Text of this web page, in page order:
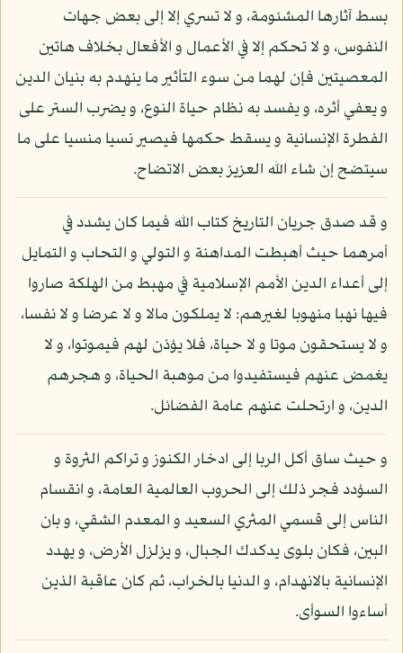
بسط آثارها المشئومة، و لا تسري إلا إلى بعض جهات
النفوس، و لا تحكم إلا في الأعمال و الأفعال بخلاف هاتين
المعصيتين فإن لهما من سوء التأثير ما ينهدم به بنيان الدين
و يعفي أثره، و يفسد به نظام حياة النوع، و يضرب الستر على
الفطرة الإنسانية و يسقط حكمها فيصير نسيا منسيا على ما
سيتضح إن شاء الله العزيز بعض الاتضاح.
و قد صدق جريان التاريخ كتاب الله فيما كان يشدد في
أمرهما حيث أهبطت المداهنة و التولي و التحاب و التمايل
إلى أعداء الدين الأمم الإسلامية في مهبط من الهلكة صاروا
فيها نهبا منهوبا لغيرهم: لا يملكون مالا و لا عرضا و لا نفسا،
و لا يستحقون موتا و لا حياة، فلا يؤذن لهم فيموتوا، و لا
يغمض عنهم فيستفيدوا من موهبة الحياة، و هجرهم
الدين، و ارتحلت عنهم عامة الفضائل.
و حيث ساق أكل الربا إلى ادخار الكنوز و تراكم الثروة و
السؤدد فجر ذلك إلى الحروب العالمية العامة، و انقسام
الناس إلى قسمي المثري السعيد و المعدم الشقي، و بان
البين، فكان بلوى يدكدك الجبال، و يزلزل الأرض، و يهدد
الإنسانية بالانهدام، و الدنيا بالخراب، ثم كان عاقبة الذين
أساءوا السوأى.